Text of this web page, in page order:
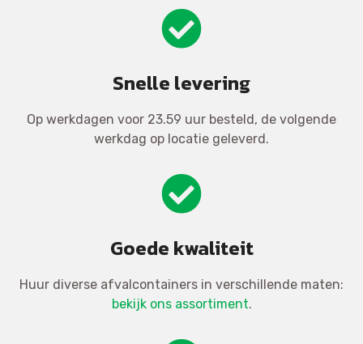
Snelle levering
Op werkdagen voor 23.59 uur besteld, de volgende
werkdag op locatie geleverd.
Goede kwaliteit
Huur diverse afvalcontainers in verschillende maten:
bekijk ons assortiment.